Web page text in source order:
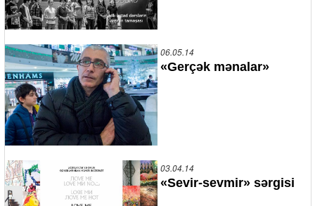
06.05.14
«Gerçək mənalar»
03.04.14
«Sevir-sevmir» sərgisi